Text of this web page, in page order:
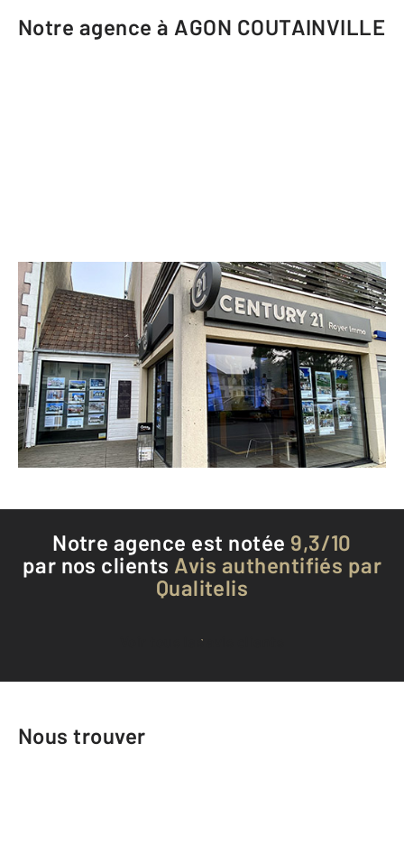
Notre agence à AGON COUTAINVILLE
CENTURY 21 Royer Immo
23 Place du 28 Juillet
AGON COUTAINVILLE - 50230
Envoyer un message
Téléphoner à l'agence
Notre agence est notée 9,3/10
par nos clients Avis authentifiés par
Qualitelis
Voir tous les avis clients
Nous trouver